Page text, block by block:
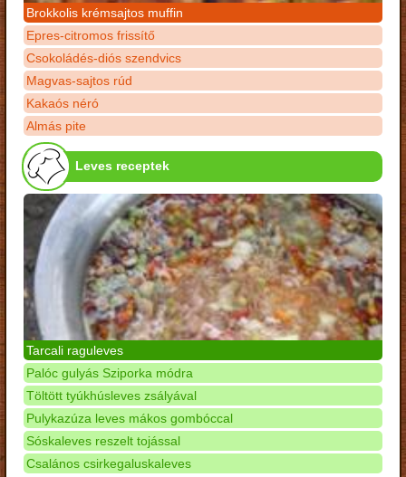
Brokkolis krémsajtos muffin
Epres-citromos frissítő
Csokoládés-diós szendvics
Magvas-sajtos rúd
Kakaós néró
Almás pite
Leves receptek
Tarcali raguleves
Palóc gulyás Sziporka módra
Töltött tyúkhúsleves zsályával
Pulykazúza leves mákos gombóccal
Sóskaleves reszelt tojással
Csalános csirkegaluskaleves